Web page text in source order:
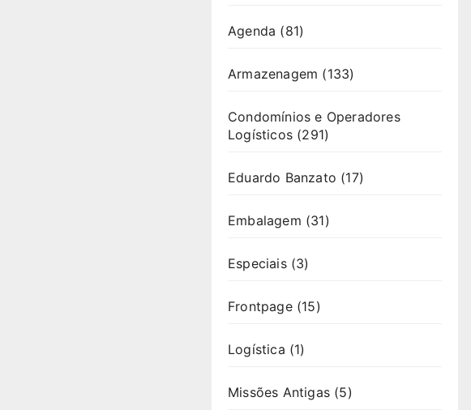
Agenda (81)
Armazenagem (133)
Condomínios e Operadores
Logísticos (291)
Eduardo Banzato (17)
Embalagem (31)
Especiais(3)
Frontpage(15)
Logística (1)
Missões Antigas (5)